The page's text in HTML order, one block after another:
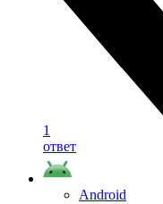
1
ответ
Android